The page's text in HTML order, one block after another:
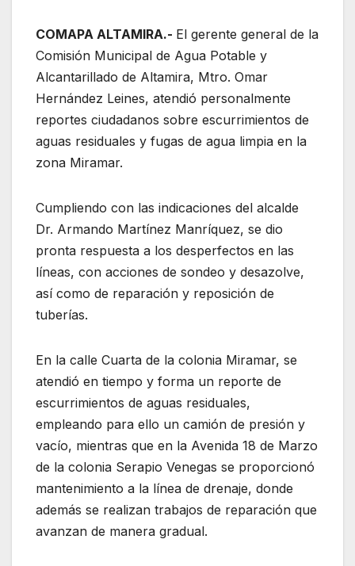
COMAPA ALTAMIRA.- El gerente general de la
Comisión Municipal de Agua Potable y
Alcantarillado de Altamira, Mtro. Omar
Hernández Leines, atendió personalmente
reportes ciudadanos sobre escurrimientos de
aguas residuales y fugas de agua limpia en la
zona Miramar.
Cumpliendo con las indicaciones del alcalde
Dr. Armando Martínez Manríquez, se dio
pronta respuesta a los desperfectos en las
líneas, con acciones de sondeo y desazolve,
así como de reparación y reposición de
tuberías.
En la calle Cuarta de la colonia Miramar, se
atendió en tiempo y forma un reporte de
escurrimientos de aguas residuales,
empleando para ello un camión de presión y
vacío, mientras que en la Avenida 18 de Marzo
de la colonia Serapio Venegas se proporcionó
mantenimiento a la línea de drenaje, donde
además se realizan trabajos de reparación que
avanzan de manera gradual.